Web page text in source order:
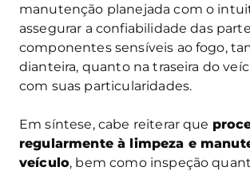
manutenção planejada com o
assegurar a confiabilidade das
componentes sensíveis ao fogo,
dianteira, quanto na traseira do
com suas particularidades.
Em síntese, cabe reiterar que
regularmente à limpeza e
veículo, bem como inspeção